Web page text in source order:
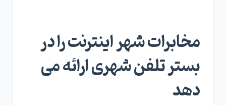
مخابرات شهر اینترنت را در
بستر تلفن شهری ارائه می
دهد